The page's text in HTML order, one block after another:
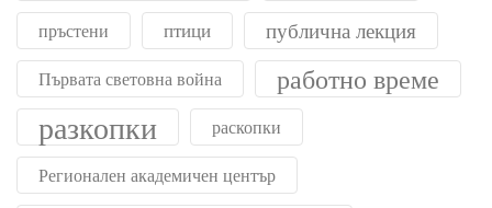
пръстени птици публична лекция
Първата световна война работно време
разкопки раскопки
Регионален академичен център